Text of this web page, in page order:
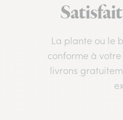
La plante ou le
conforme à
livrons